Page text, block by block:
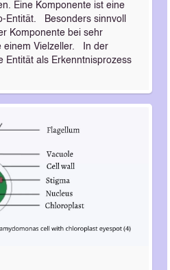
Eine Komponente ist eine
Entität. Besonders sinnvoll
Komponente bei sehr
einem Vielzeller. In der
Entität als Erkenntnisprozess